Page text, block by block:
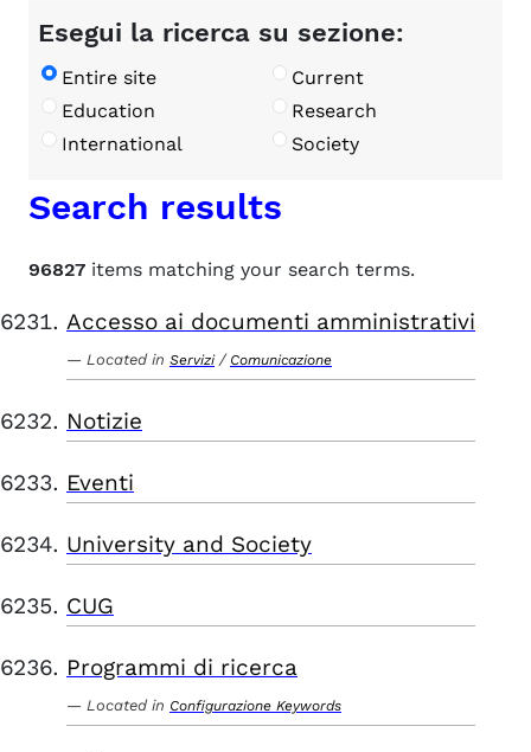
Esegui la ricerca su sezione:
Entire site
Current
Education
Research
International
Society
Search results
96827 items matching your search terms.
Accesso ai documenti amministrativi
Located in Servizi / Comunicazione
Notizie
Eventi
University and Society
CUG
Programmi di ricerca
Located in Configurazione Keywords